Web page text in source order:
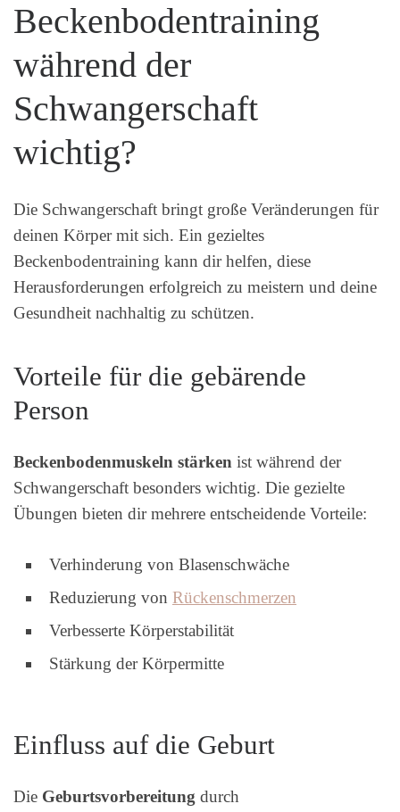
Beckenbodentraining
während der
Schwangerschaft
wichtig?
Die Schwangerschaft bringt große Veränderungen für
deinen Körper mit sich. Ein gezieltes
Beckenbodentraining kann dir helfen, diese
Herausforderungen erfolgreich zu meistern und deine
Gesundheit nachhaltig zu schützen.
Vorteile für die gebärende
Person
Beckenbodenmuskeln stärken ist während der
Schwangerschaft besonders wichtig. Die gezielte
Übungen bieten dir mehrere entscheidende Vorteile:
Verhinderung von Blasenschwäche
Reduzierung von Rückenschmerzen
Verbesserte Körperstabilität
Stärkung der Körpermitte
Einfluss auf die Geburt
Die Geburtsvorbereitung durch